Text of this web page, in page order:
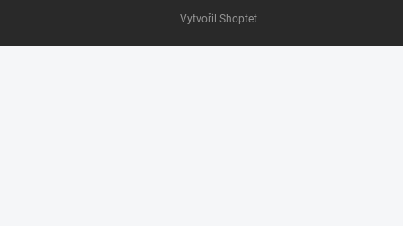
Vytvořil Shoptet